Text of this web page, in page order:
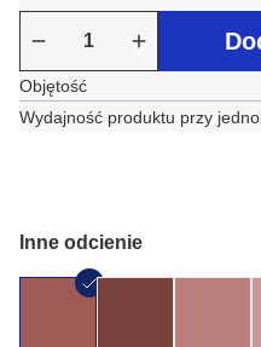
Objętość
Wydajność produktu przy
Inne odcienie